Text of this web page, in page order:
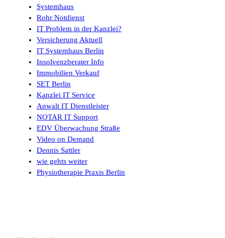
Systemhaus
Rohr Notdienst
IT Problem in der Kanzlei?
Versicherung Aktuell
IT Systemhaus Berlin
Insolvenzberater Info
Immobilien Verkauf
SET Berlin
Kanzlei IT Service
Anwalt IT Dienstleister
NOTAR IT Support
EDV Überwachung Straße
Video on Demand
Dennis Sattler
wie gehts weiter
Physiotherapie Praxis Berlin